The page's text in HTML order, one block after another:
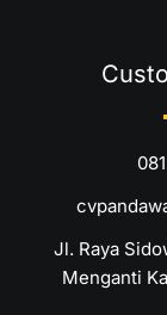
Jl. Raya
Menganti